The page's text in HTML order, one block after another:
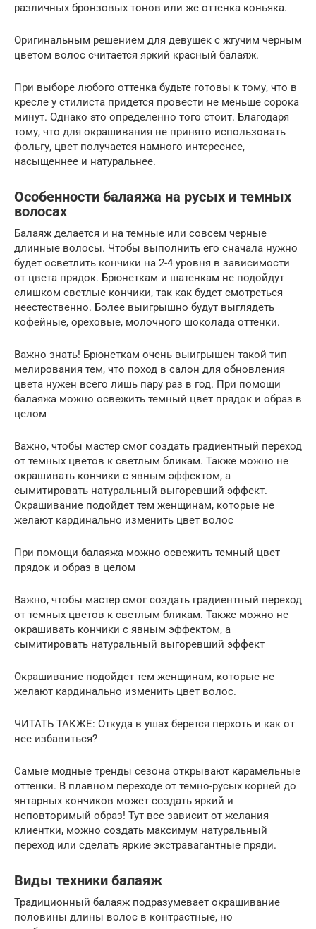
различных бронзовых тонов или же оттенка коньяка.
Оригинальным решением для девушек с жгучим черным
цветом волос считается яркий красный балаяж.
При выборе любого оттенка будьте готовы к тому, что в
кресле у стилиста придется провести не меньше сорока
минут. Однако это определенно того стоит. Благодаря
тому, что для окрашивания не принято использовать
фольгу, цвет получается намного интереснее,
насыщеннее и натуральнее.
Особенности балаяжа на русых и темных
волосах
Балаяж делается и на темные или совсем черные
длинные волосы. Чтобы выполнить его сначала нужно
будет осветлить кончики на 2-4 уровня в зависимости
от цвета прядок. Брюнеткам и шатенкам не подойдут
слишком светлые кончики, так как будет смотреться
неестественно. Более выигрышно будут выглядеть
кофейные, ореховые, молочного шоколада оттенки.
Важно знать! Брюнеткам очень выигрышен такой тип
мелирования тем, что поход в салон для обновления
цвета нужен всего лишь пару раз в год. При помощи
балаяжа можно освежить темный цвет прядок и образ в
целом
Важно, чтобы мастер смог создать градиентный переход
от темных цветов к светлым бликам. Также можно не
окрашивать кончики с явным эффектом, а
сымитировать натуральный выгоревший эффект.
Окрашивание подойдет тем женщинам, которые не
желают кардинально изменить цвет волос
При помощи балаяжа можно освежить темный цвет
прядок и образ в целом
Важно, чтобы мастер смог создать градиентный переход
от темных цветов к светлым бликам. Также можно не
окрашивать кончики с явным эффектом, а
сымитировать натуральный выгоревший эффект
Окрашивание подойдет тем женщинам, которые не
желают кардинально изменить цвет волос.
ЧИТАТЬ ТАКЖЕ: Откуда в ушах берется перхоть и как от
нее избавиться?
Самые модные тренды сезона открывают карамельные
оттенки. В плавном переходе от темно-русых корней до
янтарных кончиков может создать яркий и
неповторимый образ! Тут все зависит от желания
клиентки, можно создать максимум натуральный
переход или сделать яркие экстравагантные пряди.
Виды техники балаяж
Традиционный балаяж подразумевает окрашивание
половины длины волос в контрастные, но